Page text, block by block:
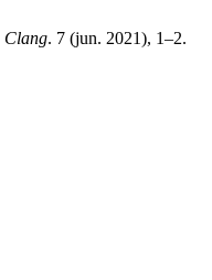
Clang. 7 (jun. 2021), 1–2.